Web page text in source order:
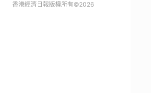
香港經濟日報版權所有©2026